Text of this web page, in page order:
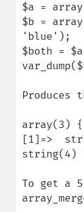
$a =
$b =
'blue');
$both =
Produces
array(3)
[1]=>
string(4)
To get a